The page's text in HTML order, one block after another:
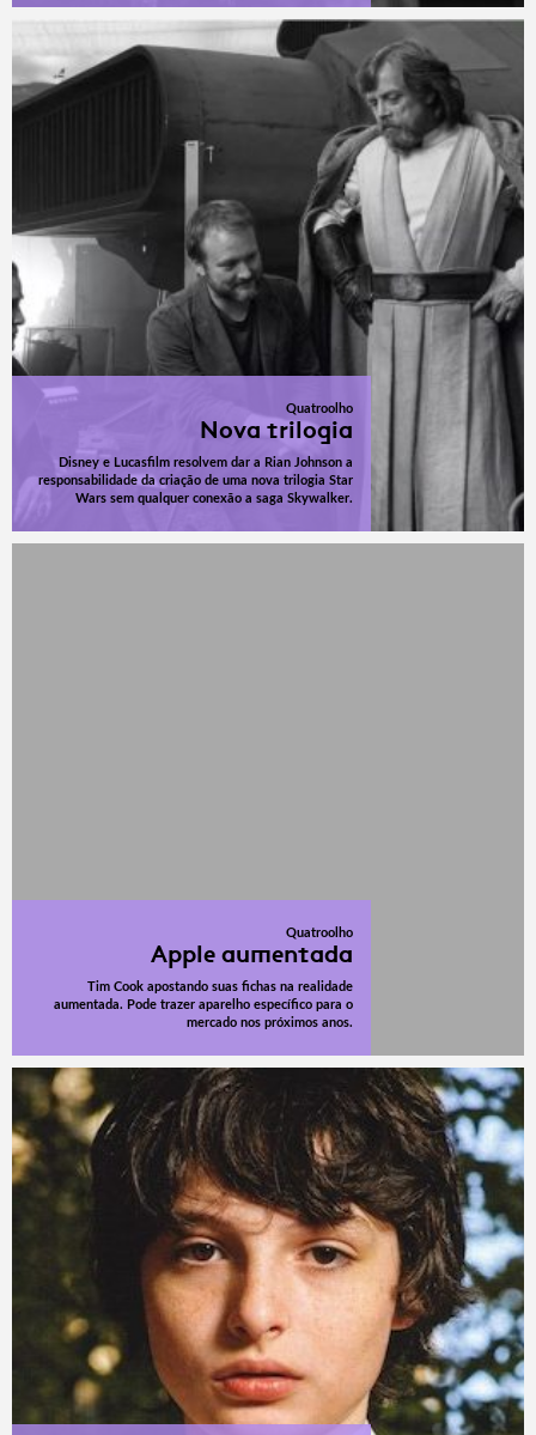
Quatroolho
Nova trilogia
Disney e Lucasfilm resolvem dar a Rian Johnson a
responsabilidade da criação de uma nova trilogia Star
Wars sem qualquer conexão a saga Skywalker.
Quatroolho
Apple aumentada
Tim Cook apostando suas fichas na realidade
aumentada. Pode trazer aparelho específico para o
mercado nos próximos anos.